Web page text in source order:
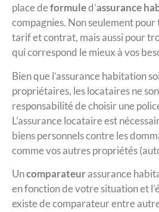
place deformuled’assurance
compagnies. Non seulement
tarif et contrat, mais aussi pour
qui correspond le mieux à vos
Bien que l’assurance habitation
propriétaires, les locataires ne
responsabilité de choisir une
L’assurance locataire est
biens personnels contre les
comme vos autres propriétés
Uncomparateurassurance
en fonction de votre situation et
existe de comparateur entre